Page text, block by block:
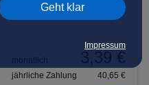
Geht klar
Impressum
jährliche Zahlung 40,65 €